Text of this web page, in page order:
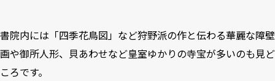
書院内には「四季花鳥図」など狩野派の作と伝わる華麗な障壁
画や御所人形、貝あわせなど皇室ゆかりの寺宝が多いのも見ど
ころです。